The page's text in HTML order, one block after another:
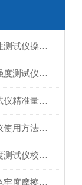
人工血管整体水渗漏性测试仪操作中最容易出错的步骤
人工血管反复穿刺后强度测试仪是什么？透析患者的“生命管“质量靠它把关！
注射针针尖刺穿力测试仪精准量化针尖锋利度，构筑临床安全防线
导尿管耐弯曲性测试仪使用方法与操作规范
人工血管探头破裂强度测试仪校准规范：精准赋能医疗安全的技术基准
教你怎样正确的操作色牢度摩擦测试机